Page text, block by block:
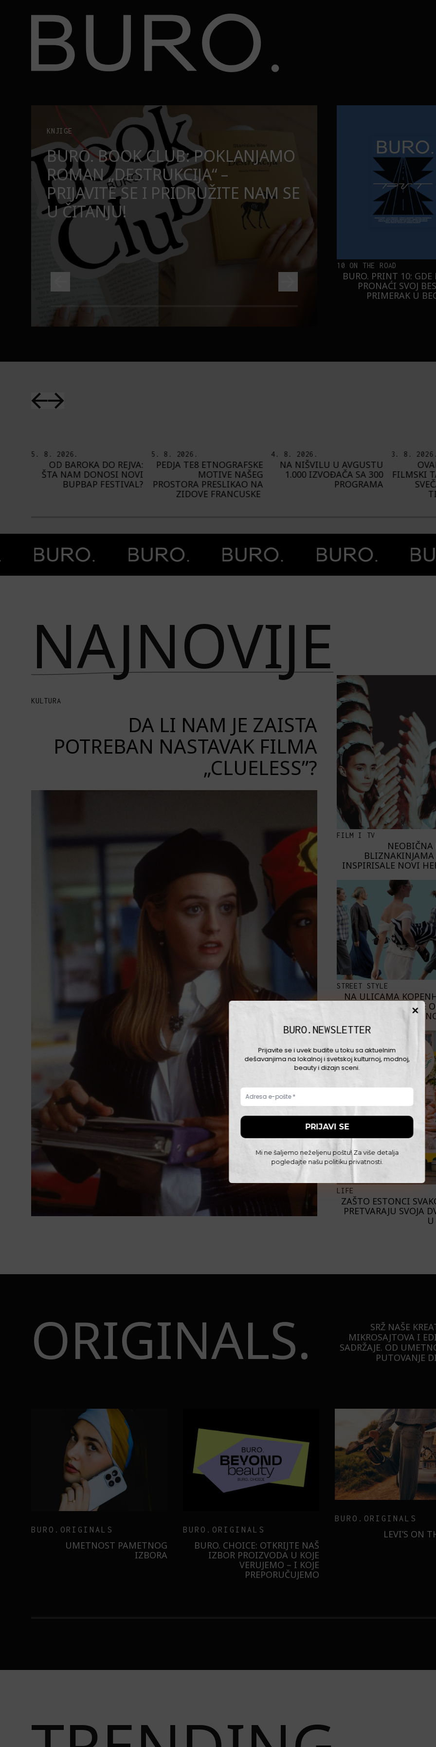
BURO.
POZORIŠTE
BEOGRAD, BAJAGA I OSAMDESETE:
MJUZIKL KOJI NE PROPUŠTAMO
Beograd, Bajaga i osamdesete: Mjuzikl koji ne propuštamo
ONAJ JEDAN
STALNO
TORBE
10 ON THE ROAD
BURO. PRINT 10: GDE
PRONAĆI SVOJ
PRIMERAK U
5. 8. 2026.
PEDJA TE8 ETNOGRAFSKE
MOTIVE NAŠEG
PROSTORA PRESLIKAO NA
4. 8. 2026.
NA NIŠVILU U AVGUSTU
1.000 IZVOĐAČA SA 300
PROGRAMA
3. 8. 2026.
OVAKO JE IZGLEDAO
FILMSKI TALAS NA MORU:
SVEČANO ZATVOREN
6. 8. 2026.
NAJNOVIJE
KULTURA
DA LI NAM JE ZAISTA
POTREBAN NASTAVAK FILMA
„CLUELESS”?
FILM I TV
NEOBIČNA
BLIZNAKINJAMA
INSPIRISALE NOVI
STREET STYLE
NA ULICAMA
NAJBOLJE
SKANDINAVKE
LIFE
ZAŠTO ESTONCI
PRETVARAJU SVOJA
U
ORIGINALS.
SRŽ NAŠE
MIKROSAJTOVA I
SADRŽAJE. OD
PUTOVANJE
ZNATE LI ŠTA JE
SORBETIZACIJA? OTKRIJTE
TAJNU LAGANE NEGE KOŽE
INSAJDER
BILI SMO U NOVOJ MONA
RADNJI U GALERIJI – I
STILIZOVALI NAJPOŽELJNIJU
JAKNU NA 3 NAČINA
TECHNOLOGY
MESEC DANA SMO
BURO.NEWSLETTER
Prijavite se i uvek budite u toku sa aktuelnim
dešavanjima na lokalnoj i svetskoj kulturnoj, modnoj,
beauty i dizajn sceni.
Mi ne šaljemo neželjenu poštu! Za više detalja
pogledajte našu politiku privatnosti.